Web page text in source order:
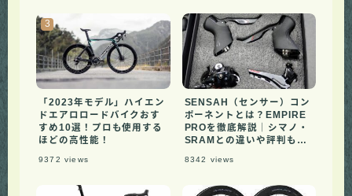
「2023年モデル」ハイエン
ドエアロロードバイクおす
すめ10選！プロも使用する
ほどの高性能！
9372 views
SENSAH（センサー）コン
ポーネントとは？EMPIRE
PROを徹底解説｜シマノ・
SRAMとの違いや評判も紹
8342 views